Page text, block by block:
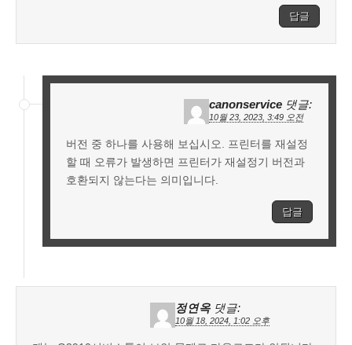
답글
canonservice 댓글:
10월 23, 2023, 3:49 오전
버전 중 하나를 사용해 보십시오. 프린터를 재설정
할 때 오류가 발생하면 프린터가 재설정기 버전과
호환되지 않는다는 의미입니다.
답글
정연옥 댓글:
10월 18, 2024, 1:02 오후